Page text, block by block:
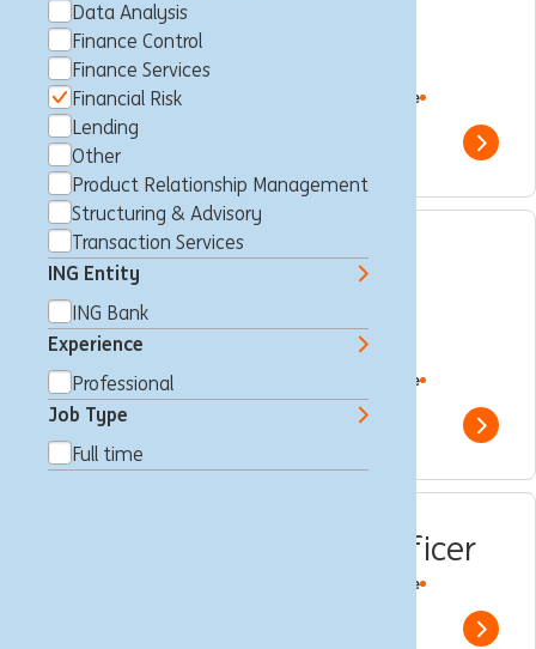
Data Analysis
Finance Control
Finance Services
Financial Risk
Lending
Other
Product Relationship Management
Structuring & Advisory
Transaction Services
ING Entity
ING Bank
Experience
Professional
Job Type
Full time
Associates, Counterparty
Credit Risk
Nueva York, Estados Unidos
Full time
Professional
Show
Directors, Transaction
Approval and Advice
Management
Nueva York, Estados Unidos
Full time
Professional ING Bank
Show
Director, Senior Credit Officer
Full time
Show